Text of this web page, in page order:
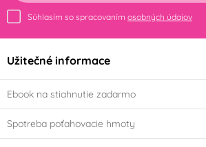
Súhlasím so spracovaním osobných údajov
Užitečné informace
Ebook na stiahnutie zadarmo
Spotreba poťahovacie hmoty